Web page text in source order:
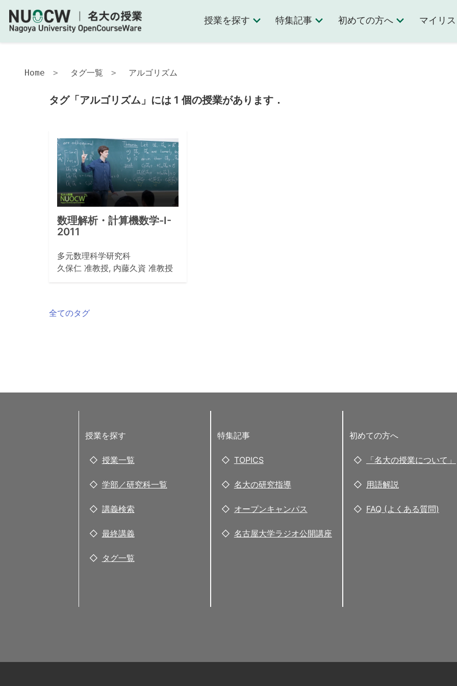
授業を探す 特集記事 初めての方へ マイリ
Home タグ一覧 アルゴリズム
タグ「アルゴリズム」には 1 個の授業があります．
数理解析・計算機数学-I-
2011
多元数理科学研究科
久保仁 准教授, 内藤久資 准教授
全てのタグ
授業を探す
授業一覧
学部／研究科一覧
講義検索
最終講義
タグ一覧
特集記事
TOPICS
名大の研究指導
オープンキャンパス
名古屋大学ラジオ公開講座
初めての方へ
「名大の授業について」
用語解説
FAQ (よくある質問)